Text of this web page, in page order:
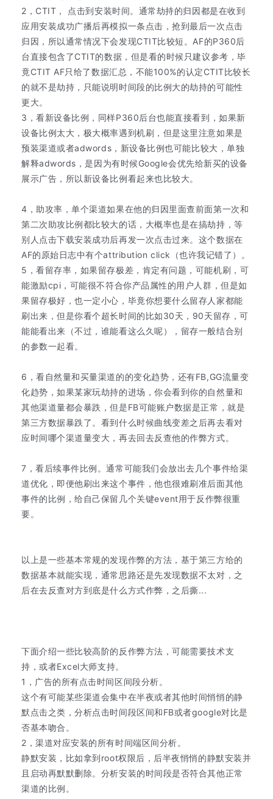
2，CTIT， 点击到安装时间。通常劫持的归因都是在收到
应用安装成功广播后再模拟一条点击，抢到最后一次点击
归因，所以通常情况下会发现CTIT比较短。AF的P360后
台直接包含了CTIT的数据，但是看的时候只建议参考，毕
竟CTIT AF只给了数据汇总，不能100%的认定CTIT比较长
的就不是劫持，只能说明时间段的比例大的劫持的可能性
更大。
3，看新设备比例，同样P360后台也能直接看到，如果新
设备比例太大，极大概率遇到机刷，但是这里注意如果是
预装渠道或者adwords，新设备比例也可能比较大，单独
解释adwords，是因为有时候Google会优先给新买的设备
展示广告，所以新设备比例看起来也比较大。
4，助攻率，单个渠道如果在他的归因里面查前面第一次和
第二次助攻比例都比较大的话，大概率也是在搞劫持，等
别人点击下载安装成功后再发一次点击过来。这个数据在
AF的原始日志中有个attribution click（也许我记错了）。
5，看留存率，如果留存极差，肯定有问题，可能机刷，可
能激励cpi，可能很不符合你产品属性的用户人群，但是如
果留存极好，也一定小心，毕竟你想要什么留存人家都能
刷出来，但是你看个超长时间的比如30天，90天留存，可
能能看出来（不过，谁能看这么久呢），留存一般结合别
的参数一起看。
6，看自然量和买量渠道的的变化趋势，还有FB,GG流量变
化趋势，如果某家玩劫持的进场，你会看到你的自然量和
其他渠道量都会暴跌，但是FB可能账户数据是正常，就是
第三方数据暴跌了。看到什么时候曲线变差之后再去看对
应时间哪个渠道量变大，再去回去反查他的作弊方式。
7，看后续事件比例。通常可能我们会放出去几个事件给渠
道优化，即便他刷出来这个事件，他也很难刷准后面其他
事件的比例，给自己保留几个关键event用于反作弊很重
要。
以上是一些基本常规的发现作弊的方法，基于第三方给的
数据基本就能实现，通常思路还是先发现数据不太对，之
后在去反查对方到底是什么方式作弊，之后撕...
下面介绍一些比较高阶的反作弊方法，可能需要技术支
持，或者Excel大师支持。
1，广告的所有点击时间区间段分析。
这个有可能某些渠道会集中在半夜或者其他时间悄悄的静
默点击之类，分析点击时间段区间和FB或者google对比是
否基本吻合。
2，渠道对应安装的所有时间端区间分析。
静默安装，比如拿到root权限后，后半夜悄悄的静默安装并
且启动再默默删除。分析安装的时间段是否符合其他正常
渠道的比例。